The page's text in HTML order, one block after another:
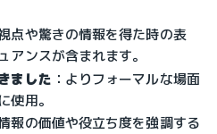
点や驚きの情報を得た時の表
アンスが含まれます。
ました ：よりフォーマルな場面
使用。
情報の価値や役立ち度を強調する